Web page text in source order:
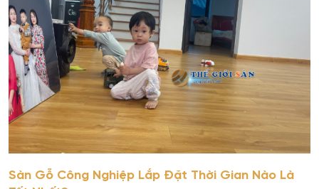
Sàn Gỗ Công Nghiệp Lắp Đặt Thời Gian Nào Là